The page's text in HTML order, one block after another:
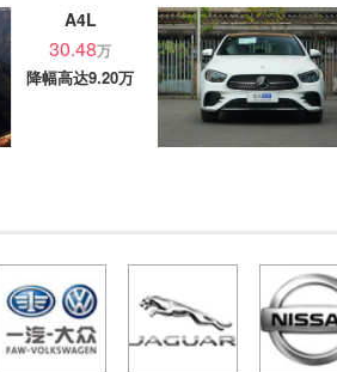
A4L
30.48万
降幅高达9.20万